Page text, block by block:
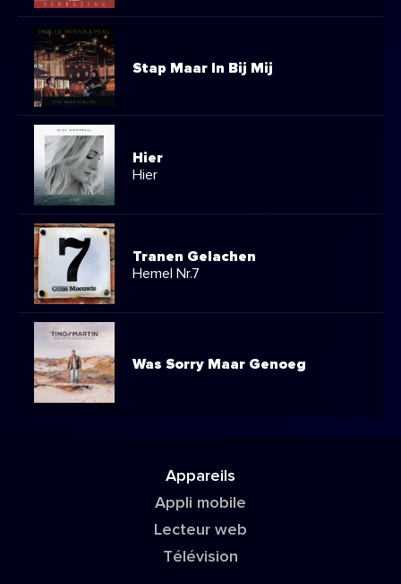
Stap Maar In Bij Mij
Hier
Hier
Tranen Gelachen
Hemel Nr.7
Was Sorry Maar Genoeg
Appareils
Appli mobile
Lecteur web
Télévision